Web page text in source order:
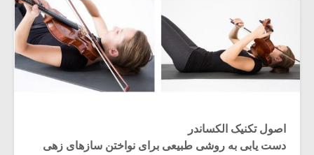
اصول تکنیک الکساندر
دست یابی به روشی طبیعی برای نواختن سازهای زهی